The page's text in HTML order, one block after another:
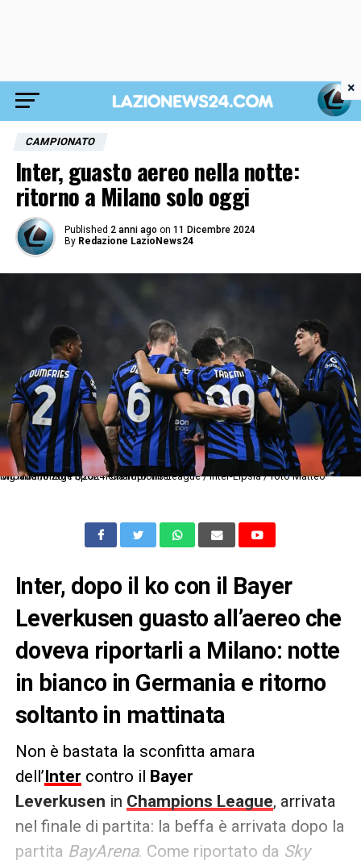
CAMPIONATO
Inter, guasto aereo nella notte:
ritorno a Milano solo oggi
Published 2 anni ago on 11 Dicembre 2024
By Redazione LazioNews24
Mg Milano 26/11/2024 -Champions League / Inter-Lipsia / foto Matteo Gribaudi/Image Sport nella foto: Inter
Inter, dopo il ko con il Bayer
Leverkusen guasto all’aereo che
doveva riportarli a Milano: notte
in bianco in Germania e ritorno
soltanto in mattinata
Non è bastata la sconfitta amara
dell’Inter contro il Bayer
Leverkusen in Champions League, arrivata
nel finale di partita: la beffa è arrivata dopo la
partita BayArena. Come riportato da Sky
×